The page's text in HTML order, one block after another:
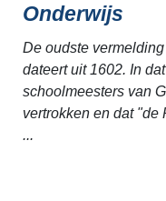
Onderwijs
De oudste
dateert uit 1602. In
schoolmeesters van
vertrokken en dat "de
...